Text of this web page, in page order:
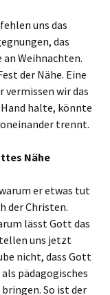
uns das
das
an Weihnachten.
der Nähe. Eine
vermissen wir das
Hand halte, könnte
trennt.
Nähe
er etwas tut
der Christen.
lässt Gott das
uns jetzt
nicht, dass Gott
pädagogisches
So ist der